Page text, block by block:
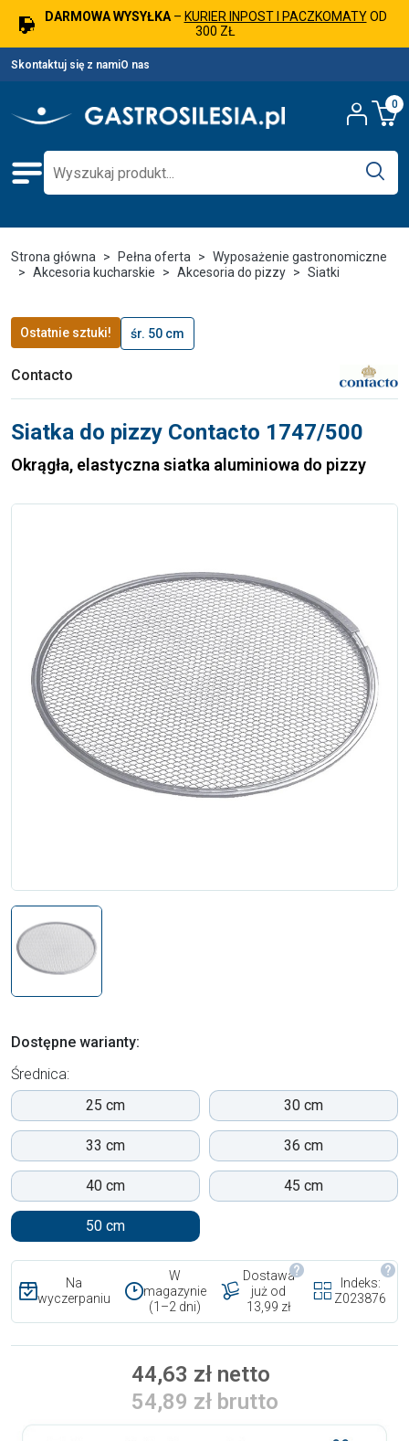
DARMOWA WYSYŁKA– KURIER INPOST I PACZKOMATYOD
300 ZŁ
Skontaktuj się z namiO nas
0
Strona główna Pełna oferta
Wyposażenie gastronomiczne
Akcesoria kucharskie
Akcesoria do pizzy Siatki
Ostatnie sztuki! śr. 50 cm
Contacto
Siatka do pizzy Contacto 1747/500
Okrągła, elastyczna siatka aluminiowa do pizzy
Dostępne warianty:
Średnica:
25 cm
30 cm
33 cm 36 cm
40 cm 45 cm
50 cm
Na
wyczerpaniu
W
magazynie
(1–2 dni)
Dostawa
już od
13,99 zł
Indeks:
Z023876
44,63 zł netto
54,89 zł brutto